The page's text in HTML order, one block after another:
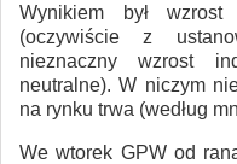
Wynikiem był
(oczywiście z
nieznaczny wzrost
neutralne). W niczym
na rynku trwa (według
We wtorek GPW od